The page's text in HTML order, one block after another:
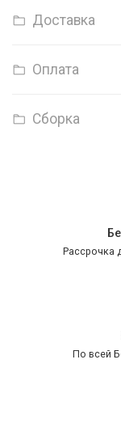
Доставка
Оплата
Сборка
Рассрочка
По всей